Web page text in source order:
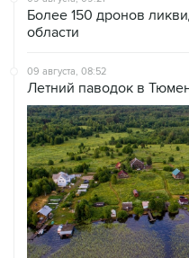
09 августа, 08:52